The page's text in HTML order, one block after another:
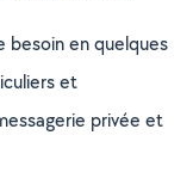
besoin en quelques
et
privée et